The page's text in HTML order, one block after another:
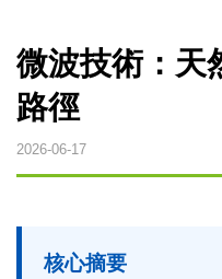
客製
微波技術：天
路徑
2026-06-17
核心摘要